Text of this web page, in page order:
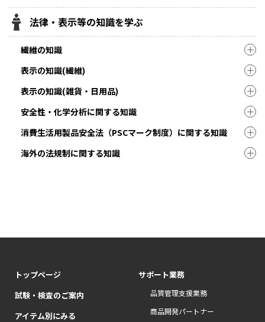
法律・表示等の知識を学ぶ
繊維の知識
表示の知識(繊維)
表示の知識(雑貨・日用品)
安全性・化学分析に関する知識
消費生活用製品安全法（PSCマーク制度）に関する知識
海外の法規制に関する知識
トップページ
試験・検査のご案内
アイテム別にみる
サポート業務
品質管理支援業務
商品開発パートナー